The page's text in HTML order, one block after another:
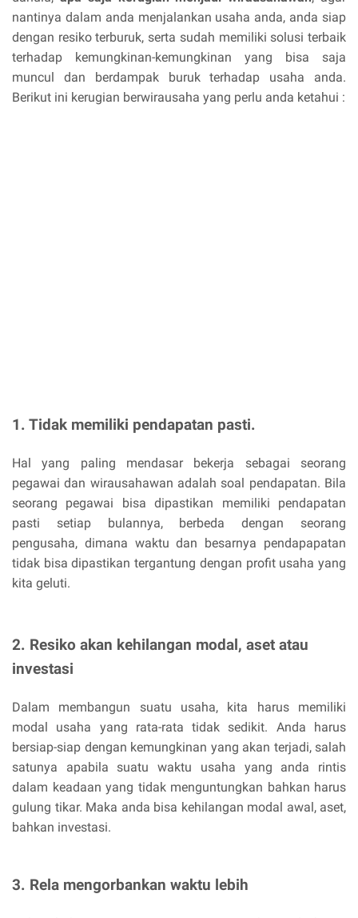
nantinya dalam anda menjalankan usaha anda, anda siap
dengan resiko terburuk, serta sudah memiliki solusi terbaik
terhadap kemungkinan-kemungkinan yang bisa saja
muncul dan berdampak buruk terhadap usaha anda.
Berikut ini kerugian berwirausaha yang perlu anda ketahui :
1. Tidak memiliki pendapatan pasti.
Hal yang paling mendasar bekerja sebagai seorang
pegawai dan wirausahawan adalah soal pendapatan. Bila
seorang pegawai bisa dipastikan memiliki pendapatan
pasti setiap bulannya, berbeda dengan seorang
pengusaha, dimana waktu dan besarnya pendapapatan
tidak bisa dipastikan tergantung dengan profit usaha yang
kita geluti.
2. Resiko akan kehilangan modal, aset atau
investasi
Dalam membangun suatu usaha, kita harus memiliki
modal usaha yang rata-rata tidak sedikit. Anda harus
bersiap-siap dengan kemungkinan yang akan terjadi, salah
satunya apabila suatu waktu usaha yang anda rintis
dalam keadaan yang tidak menguntungkan bahkan harus
gulung tikar. Maka anda bisa kehilangan modal awal, aset,
bahkan investasi.
3. Rela mengorbankan waktu lebih